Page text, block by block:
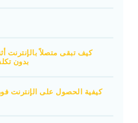
كيف تبقى متصلاً بالإنترنت
بدون
كيفية الحصول على الإنترنت